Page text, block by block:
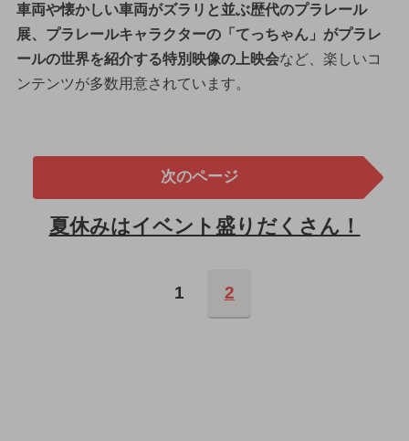
車両や懐かしい車両がズラリと並ぶ歴代のプラレール
展、プラレールキャラクターの「てっちゃん」がプラレ
ールの世界を紹介する特別映像の上映会など、楽しいコ
ンテンツが多数用意されています。
次のページ
夏休みはイベント盛りだくさん！
1 2